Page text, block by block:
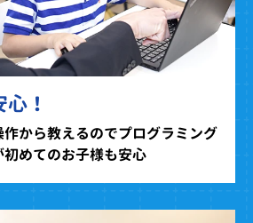
！
から教えるのでプログラミング
めてのお子様も安心